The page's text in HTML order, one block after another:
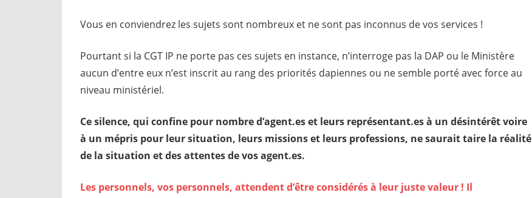
Vous en conviendrez les sujets sont nombreux et ne sont pas inconnus de vos services !
Pourtant si la CGT IP ne porte pas ces sujets en instance, n’interroge pas la DAP ou le Ministère
aucun d’entre eux n’est inscrit au rang des priorités dapiennes ou ne semble porté avec force au
niveau ministériel.
Ce silence, qui confine pour nombre d’agent.es et leurs représentant.es à un désintérêt voire
à un mépris pour leur situation, leurs missions et leurs professions, ne saurait taire la réalité
de la situation et des attentes de vos agent.es.
Les personnels, vos personnels, attendent d’être considérés à leur juste valeur ! Il